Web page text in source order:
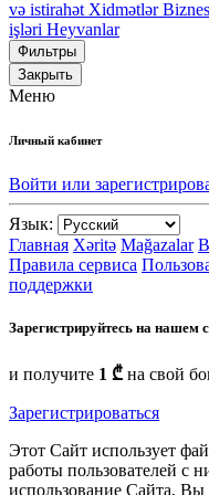
və istirahət Xidmətlər Biznes
işləri Heyvanlar
Фильтры
Закрыть
Меню
Личный кабинет
Войти или
Язык:
Главная Xəritə Mağazalar
Правила сервиса
поддержки
Зарегистрируйтесь на нашем
и получите 1 ₾ на свой
Зарегистрироваться
Этот Сайт использует
работы пользователей с
использование Сайта, Вы